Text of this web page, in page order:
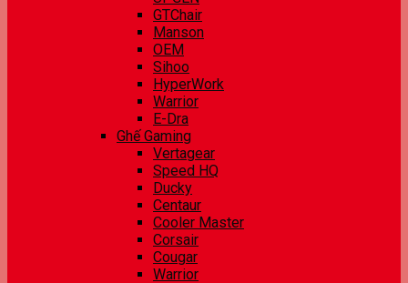
GTChair
Manson
OEM
Sihoo
HyperWork
Warrior
E-Dra
Ghế Gaming
Vertagear
Speed HQ
Ducky
Centaur
Cooler Master
Corsair
Cougar
Warrior